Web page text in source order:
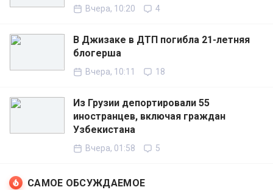
Вчера, 10:20 4
В Джизаке в ДТП погибла 21-летняя
блогерша
Вчера, 10:11 18
Из Грузии депортировали 55
иностранцев, включая граждан
Узбекистана
Вчера, 01:58 5
САМОЕ ОБСУЖДАЕМОЕ